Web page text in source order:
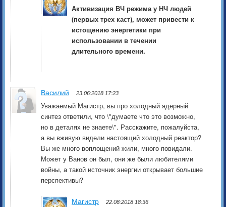
Активизация ВЧ режима у НЧ людей
(первых трех каст), может привести к
истощению энергетики при
использовании в течении
длительного времени.
Василий 23.06:2018 17:23
Уважаемый Магистр, вы про холодный ядерный
синтез ответили, что \"думаете что это возможно,
но в деталях не знаете\". Расскажите, пожалуйста,
а вы вживую видели настоящий холодный реактор?
Вы же много воплощений жили, много повидали.
Может у Ванов он был, они же были любителями
войны, а такой источник энергии открывает большие
перспективы?
Магистр 22.08:2018 18:36